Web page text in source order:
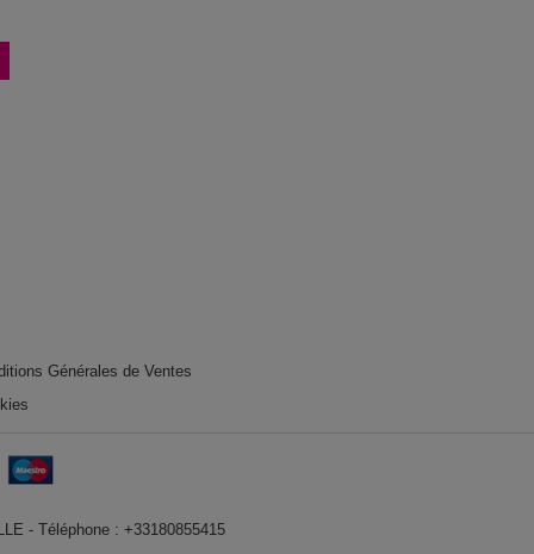
Générales de Ventes
- Téléphone : +33180855415